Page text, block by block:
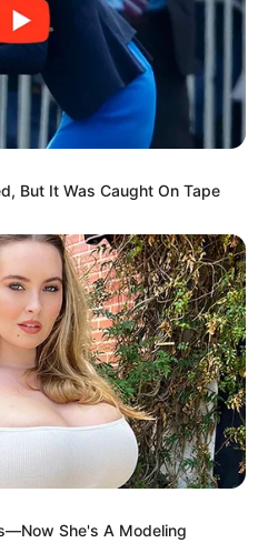
But It Was Caught On Tape
She's A Modeling